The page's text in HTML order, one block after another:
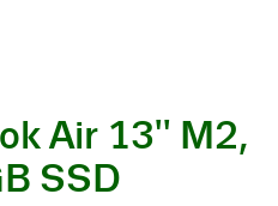
Air 13'' M2,
SSD